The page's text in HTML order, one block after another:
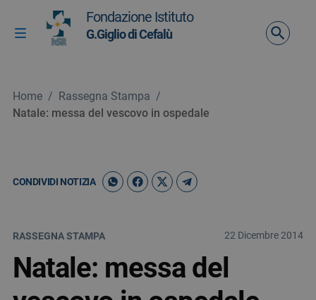
Vai ai contenuti
Vai al menu di navigazione
Vai al footer
Attiva / disattiva la navigazione
Fondazione Istituto
G.Giglio di Cefalù
Home / Rassegna Stampa /
Natale: messa del vescovo in ospedale
CONDIVIDI NOTIZIA
RASSEGNA STAMPA 22 Dicembre 2014
Natale: messa del